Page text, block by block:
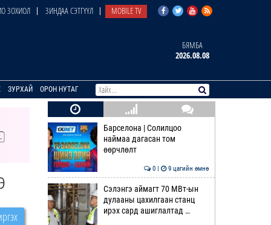
ЗОХИОЛ ЗИНДАА СЭТГҮҮЛ MOBILE TV
БЯМБА
2026.08.08
ЗУРХАЙ ОРОН НУТАГ
Барселона | Солилцоо
наймаа дагасан том
өөрчлөлт
0 | 9 цагийн өмнө
Сэлэнгэ аймагт 70 МВт-ын
дулааны цахилгаан станц
ирэх сард ашиглалтад …